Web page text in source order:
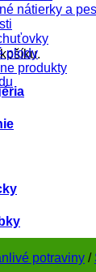
nátierky a
plody
produkty
potraviny /